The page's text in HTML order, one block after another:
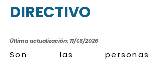
DIRECTIVO
Última actualización: 11/06/2026
Son las personas